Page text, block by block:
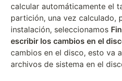
calcular automáticamente el
partición, una vez calculado,
instalación, seleccionamos
escribir los cambios en el
cambios en el disco, esto va
archivos de sistema en el